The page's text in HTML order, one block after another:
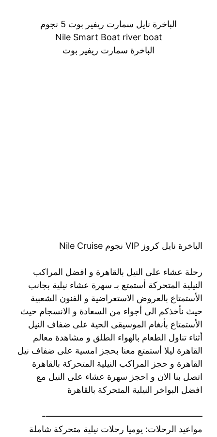
الباخرة نايل سمارت ريفير بوت 5 نجوم
Nile Smart Boat river boat
الباخرة سمارت ريفير بوت
الباخرة نايل كروز VIP نجوم Nile Cruise
رحلة عشاء على النيل بالقاهرة و افضل المراكب
النيلية المتحركة أستمتع بـ سهرة عشاء نيلية بجانب
الأستمتاع بالعروض الاستعراضية و الفنون الشعبية
حيث نأخذكم الى أجواء من السعادة و الانسجام حيث
الأستمتاع بأنغام الموسيقى الحية على ضفاف النيل
أثناء تناول الطعام بالهواء الطلق و مشاهدة معالم
القاهرة ليلا أستمتع معنا بحجز امسية على ضفاف نيل
القاهرة و حجز المراكب النيلية المتحركة بالقاهرة
اتصل بنا الان و احجز سهرة عشاء على النيل مع
افضل البواخر النيلية المتحركة بالقاهرة
——————————————————-
مواعيد الرحلات: يوميا رحلات نيلية متحركة شاملة